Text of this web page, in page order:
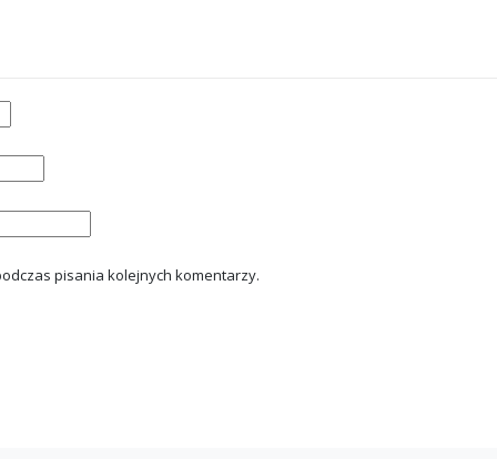
pisania kolejnych komentarzy.